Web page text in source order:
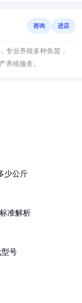
咨询 进店
专业养殖多种鱼苗，
养殖服务。
少公斤
准解析
型号